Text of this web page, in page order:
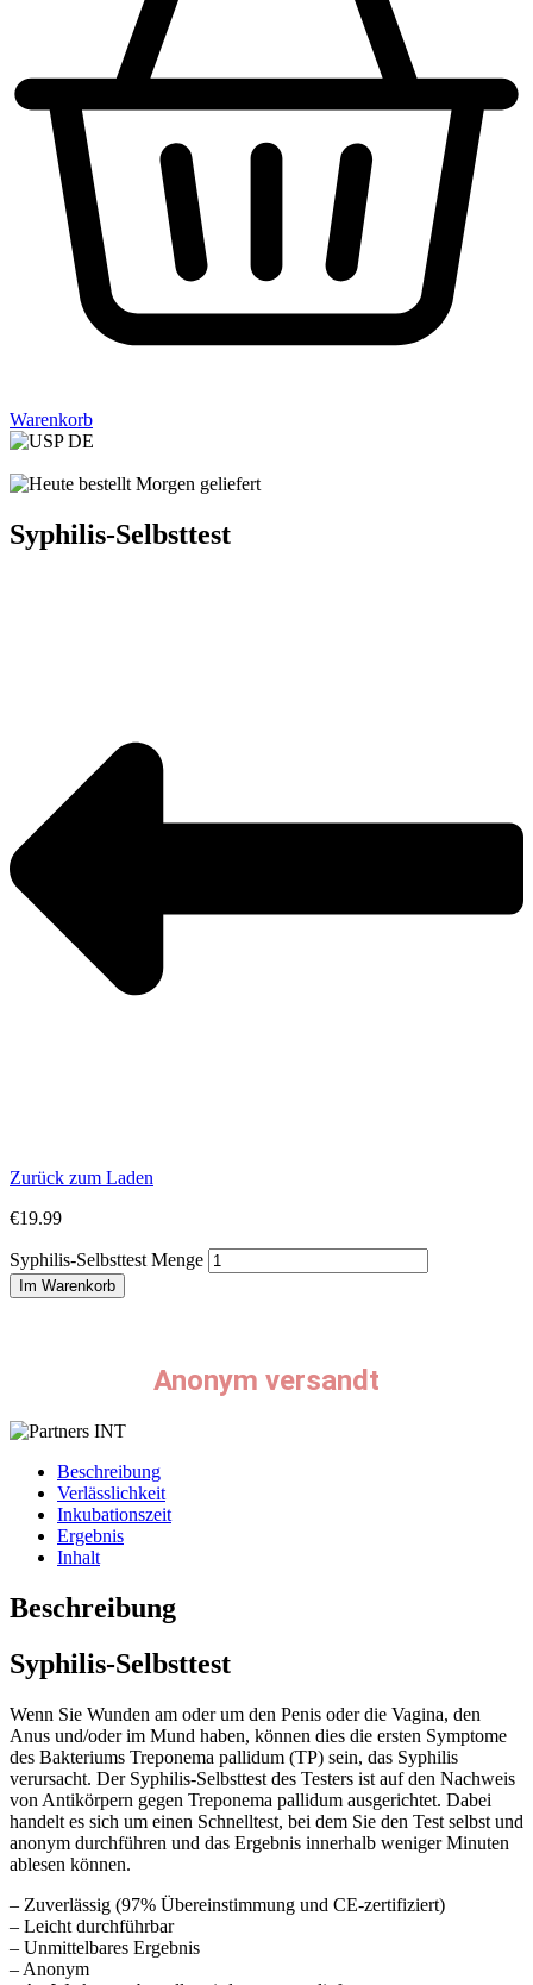
Warenkorb
Syphilis-Selbsttest
Zurück zum Laden
€19.99
Syphilis-Selbsttest Menge
Im Warenkorb
Anonym versandt
Beschreibung
Verlässlichkeit
Inkubationszeit
Ergebnis
Inhalt
Beschreibung
Syphilis-Selbsttest
Wenn Sie Wunden am oder um den Penis oder die Vagina, den
Anus und/oder im Mund haben, können dies die ersten Symptome
des Bakteriums Treponema pallidum (TP) sein, das Syphilis
verursacht. Der Syphilis-Selbsttest des Testers ist auf den Nachweis
von Antikörpern gegen Treponema pallidum ausgerichtet. Dabei
handelt es sich um einen Schnelltest, bei dem Sie den Test selbst und
anonym durchführen und das Ergebnis innerhalb weniger Minuten
ablesen können.
– Zuverlässig (97% Übereinstimmung und CE-zertifiziert)
– Leicht durchführbar
– Unmittelbares Ergebnis
– Anonym